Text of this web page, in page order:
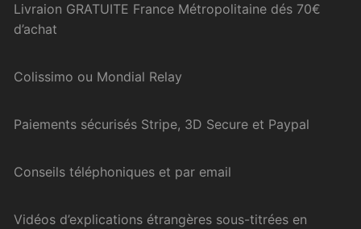
Livraion GRATUITE France Métropolitaine dés 70€
d’achat
Colissimo ou Mondial Relay
Paiements sécurisés Stripe, 3D Secure et Paypal
Conseils téléphoniques et par email
Vidéos d’explications étrangères sous-titrées en